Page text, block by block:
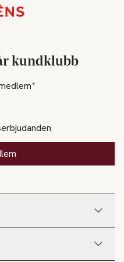
kundklubb